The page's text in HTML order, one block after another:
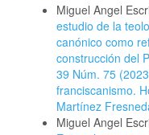
Miguel Angel
estudio de la
canónico como
construcción del
39 Núm. 75
franciscanismo.
Martínez
Miguel Angel